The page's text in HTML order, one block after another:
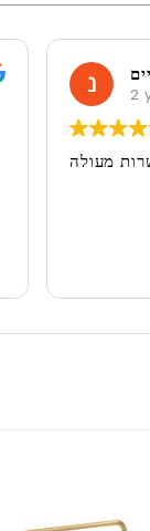
2
מעולה